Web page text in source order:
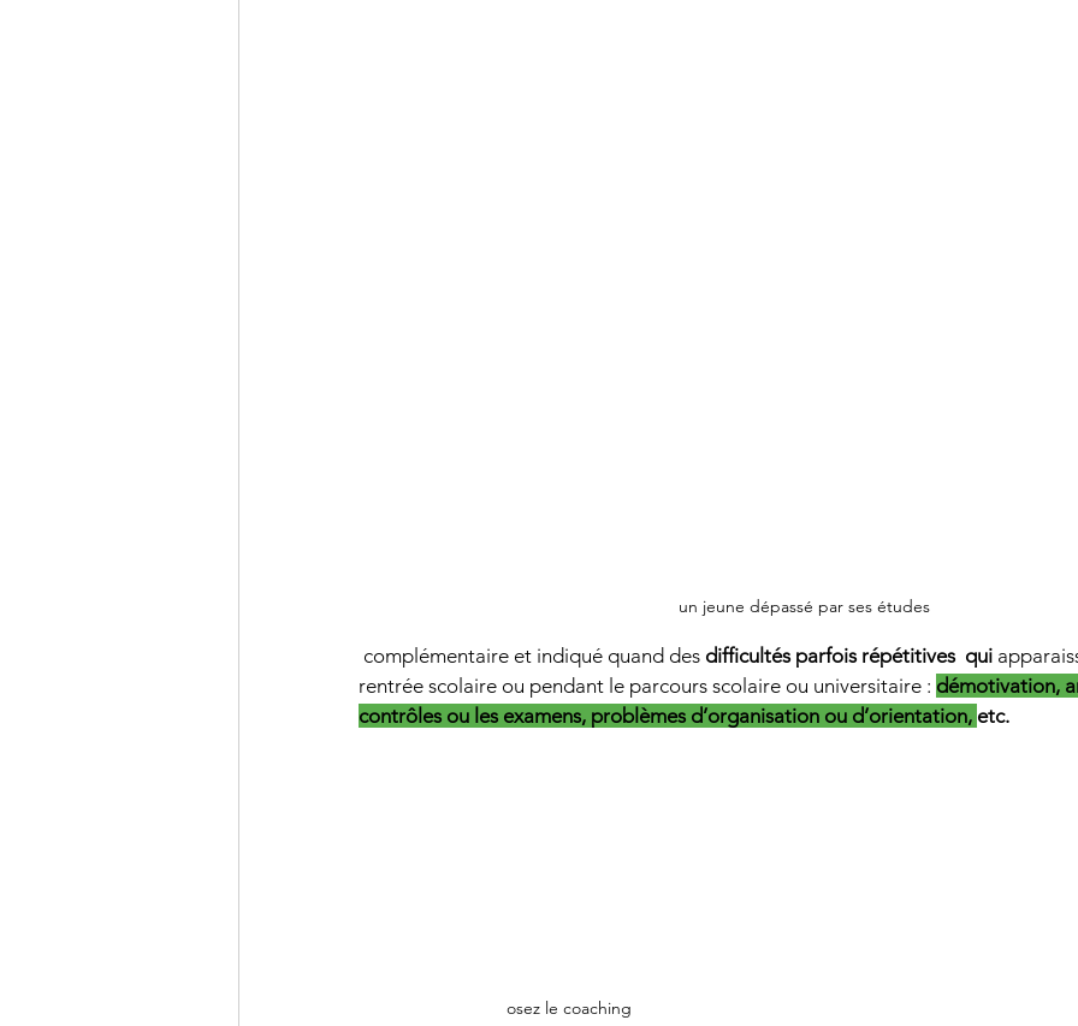
un jeune dépassé par ses études
complémentaire et indiqué quand des difficultés parfois répétitives  qui
rentrée scolaire ou pendant le parcours scolaire ou universitaire : démotivation,
contrôles ou les examens, problèmes d’organisation ou d’orientation, etc.
osez le coaching